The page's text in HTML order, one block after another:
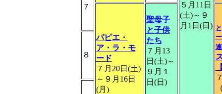
５月11日
(土)～９
月1日(日)
７
パピエ・
ア・ラ・モ
ード
７月20日(土)
～９月16日
(月)
聖母子
と子供
たち
７月13
日(土)～
９月１
日(日)
８